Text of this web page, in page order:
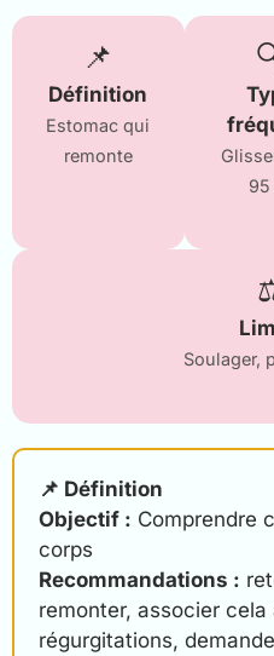
📌
Définition
Estomac qui
remonte
95
Soulager,
📌 Définition
Objectif : Comprendre
corps
Recommandations :
remonter, associer cela
régurgitations,